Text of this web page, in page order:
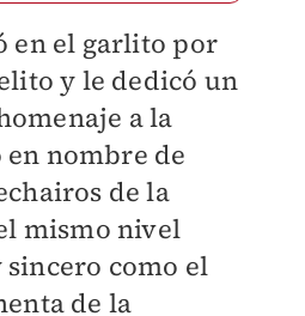
en el garlito por
y le dedicó un
a la
en nombre de
de la
mismo nivel
como el
de la